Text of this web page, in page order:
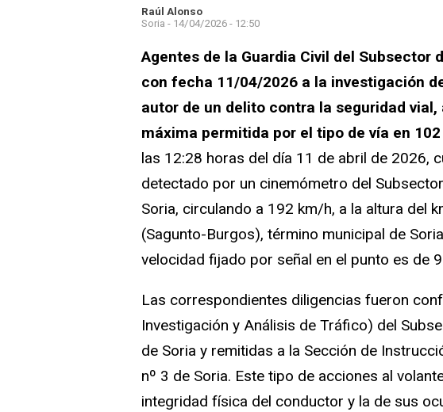
Raúl Alonso
Soria - 14/04/2026 - 12:50
Agentes de la Guardia Civil del Subsector
con fecha 11/04/2026 a la investigación
autor de un delito contra la seguridad
máxima permitida por el tipo de vía en
las 12:28 horas del día 11 de abril de 2026,
detectado por un cinemómetro del
Soria, circulando a 192 km/h, a la altura del
(Sagunto-Burgos), término municipal de
velocidad fijado por señal en el punto es de
Las correspondientes diligencias fueron
Investigación y Análisis de Tráfico) del
de Soria y remitidas a la Sección de
nº 3 de Soria. Este tipo de acciones al
integridad física del conductor y la de sus